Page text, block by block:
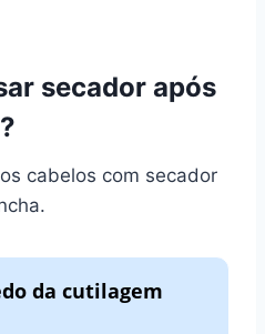
secador após
cabelos com secador
da cutilagem